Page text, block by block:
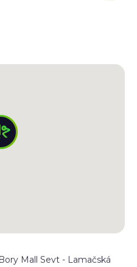
Bory Mall Sevt - Lamačská